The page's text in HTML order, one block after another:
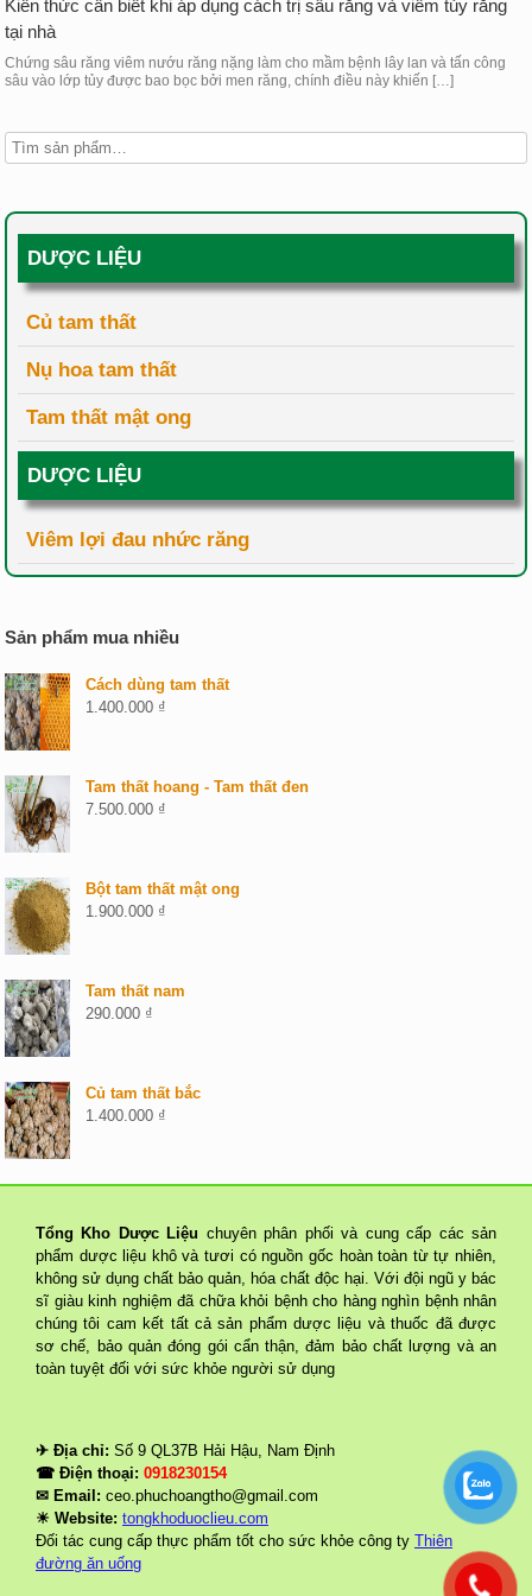
Kiến thức cần biết khi áp dụng cách trị sâu răng và viêm tủy răng
tại nhà
Chứng sâu răng viêm nướu răng nặng làm cho mầm bệnh lây lan và tấn công
sâu vào lớp tủy được bao bọc bởi men răng, chính điều này khiến […]
DƯỢC LIỆU
Củ tam thất
Nụ hoa tam thất
Tam thất mật ong
DƯỢC LIỆU
Viêm lợi đau nhức răng
Sản phẩm mua nhiều
Cách dùng tam thất
1.400.000 ₫
Tam thất hoang - Tam thất đen
7.500.000 ₫
Bột tam thất mật ong
1.900.000 ₫
Tam thất nam
290.000 ₫
Củ tam thất bắc
1.400.000 ₫
Tổng Kho Dược Liệu chuyên phân phối và cung cấp các sản
phẩm dược liệu khô và tươi có nguồn gốc hoàn toàn từ tự nhiên,
không sử dụng chất bảo quản, hóa chất độc hại. Với đội ngũ y bác
sĩ giàu kinh nghiệm đã chữa khỏi bệnh cho hàng nghìn bệnh nhân
chúng tôi cam kết tất cả sản phẩm dược liệu và thuốc đã được
sơ chế, bảo quản đóng gói cẩn thận, đảm bảo chất lượng và an
toàn tuyệt đối với sức khỏe người sử dụng
✈ Địa chỉ: Số 9 QL37B Hải Hậu, Nam Định
☎ Điện thoại: 0918230154
✉ Email: ceo.phuchoangtho@gmail.com
☀ Website: tongkhoduoclieu.com
Đối tác cung cấp thực phẩm tốt cho sức khỏe công ty Thiên
đường ăn uống